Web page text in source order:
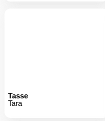
Tasse
Tara